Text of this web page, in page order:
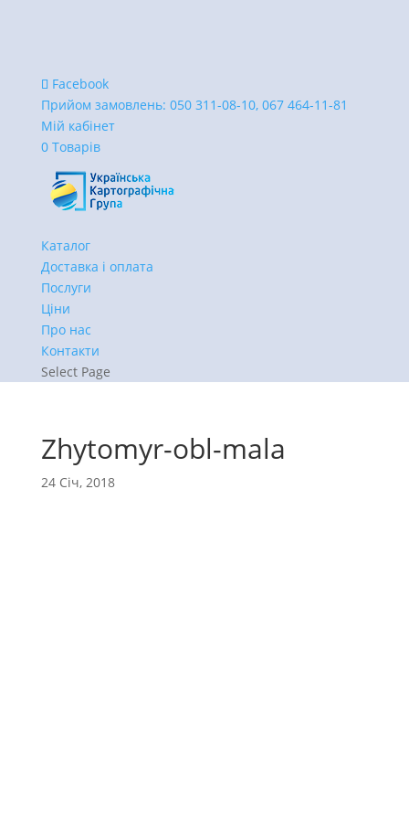
Facebook
Прийом замовлень: 050 311-08-10, 067 464-11-81
Мій кабінет
0 Товарів
Каталог
Доставка і оплата
Послуги
Ціни
Про нас
Контакти
Select Page
Zhytomyr-obl-mala
24 Січ, 2018